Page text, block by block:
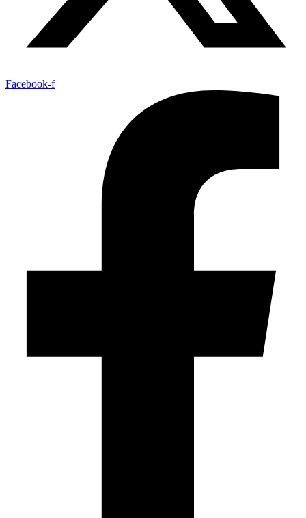
Facebook-f